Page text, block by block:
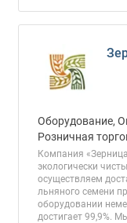
Оборудование,
Розничная
Компания
экологически
осуществляем
льняного семени
оборудовании
достигает 99,9%.